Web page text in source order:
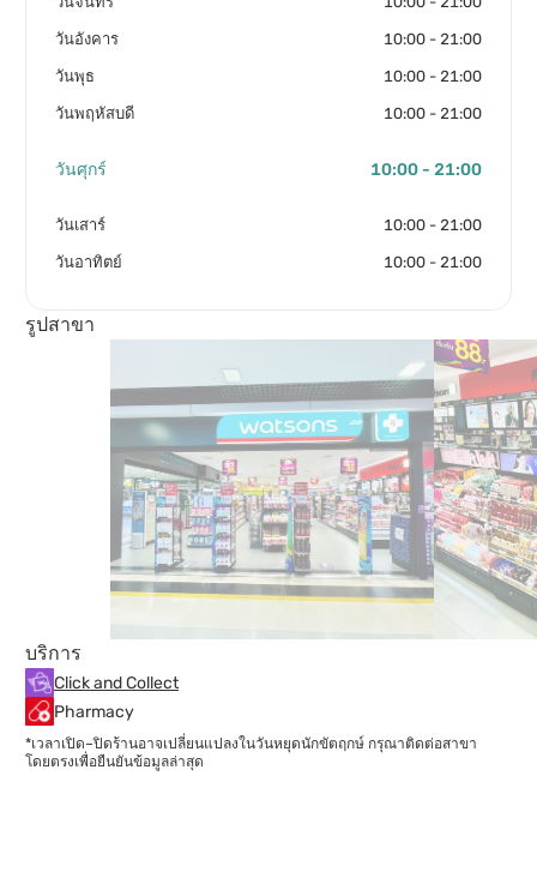
วันอังคาร 10:00 - 21:00
วันพุธ 10:00 - 21:00
วันพฤหัสบดี 10:00 - 21:00
วันศุกร์ 10:00 - 21:00
วันเสาร์ 10:00 - 21:00
วันอาทิตย์ 10:00 - 21:00
รูปสาขา
บริการ
Click and Collect
Pharmacy
*เวลาเปิด–ปิดร้านอาจเปลี่ยนแปลงในวันหยุดนักขัตฤกษ์ กรุณาติดต่อสาขา
โดยตรงเพื่อยืนยันข้อมูลล่าสุด